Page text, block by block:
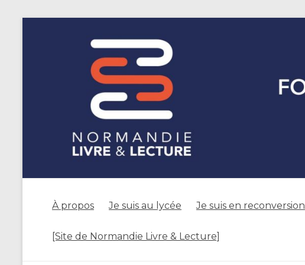
À propos Je suis au lycée Je suis en reconversion
[Site de Normandie Livre & Lecture]